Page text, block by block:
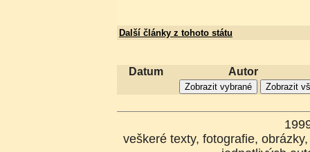
Další články z tohoto státu
Datum Autor
veškeré texty, fotografie,